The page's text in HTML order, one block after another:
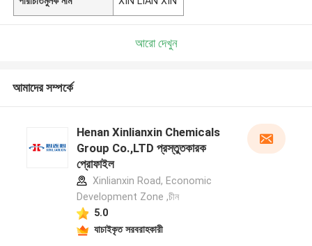
আরো দেখুন
আমাদের সম্পর্কে
Henan Xinlianxin Chemicals
Group Co.,LTD প্রস্তুতকারক
প্রোফাইল
Xinlianxin Road, Economic
Development Zone ,চীন
5.0
যাচাইকৃত সরবরাহকারী